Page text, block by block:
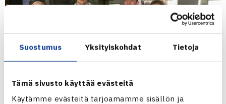
Suostumus Yksityiskohdat Tietoja
Tämä sivusto käyttää evästeitä
Käytämme evästeitä tarjoamamme sisällön ja